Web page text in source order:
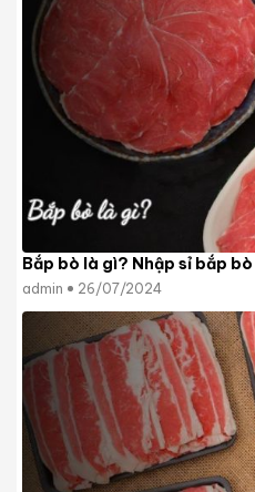
Bắp bò là gì? Nhập sỉ bắp
admin 26/07/2024